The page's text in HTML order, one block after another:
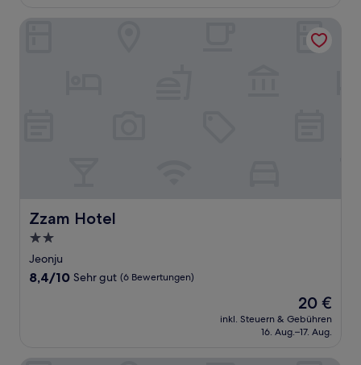
Zzam Hotel
Zzam Hotel
2.0-
Sterne-
Unterkunft
Jeonju
8.4
8,4/10 Sehr gut (6 Bewertungen)
Der
Preis
beträgt
20 €
inkl. Steuern & Gebühren
16. Aug.–17. Aug.